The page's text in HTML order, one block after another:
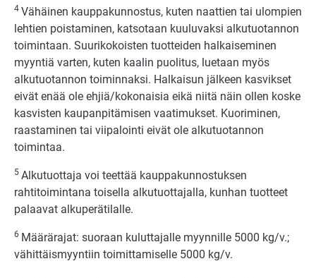
4 Vähäinen kauppakunnostus, kuten naattien tai ulompien
lehtien poistaminen, katsotaan kuuluvaksi alkutuotannon
toimintaan. Suurikokoisten tuotteiden halkaiseminen
myyntiä varten, kuten kaalin puolitus, luetaan myös
alkutuotannon toiminnaksi. Halkaisun jälkeen kasvikset
eivät enää ole ehjiä/kokonaisia eikä niitä näin ollen koske
kasvisten kaupanpitämisen vaatimukset. Kuoriminen,
raastaminen tai viipalointi eivät ole alkutuotannon
toimintaa.
5 Alkutuottaja voi teettää kauppakunnostuksen
rahtitoimintana toisella alkutuottajalla, kunhan tuotteet
palaavat alkuperätilalle.
6 Määrärajat: suoraan kuluttajalle myynnille 5000 kg/v.;
vähittäismyyntiin toimittamiselle 5000 kg/v.